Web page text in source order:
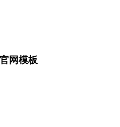
网模板